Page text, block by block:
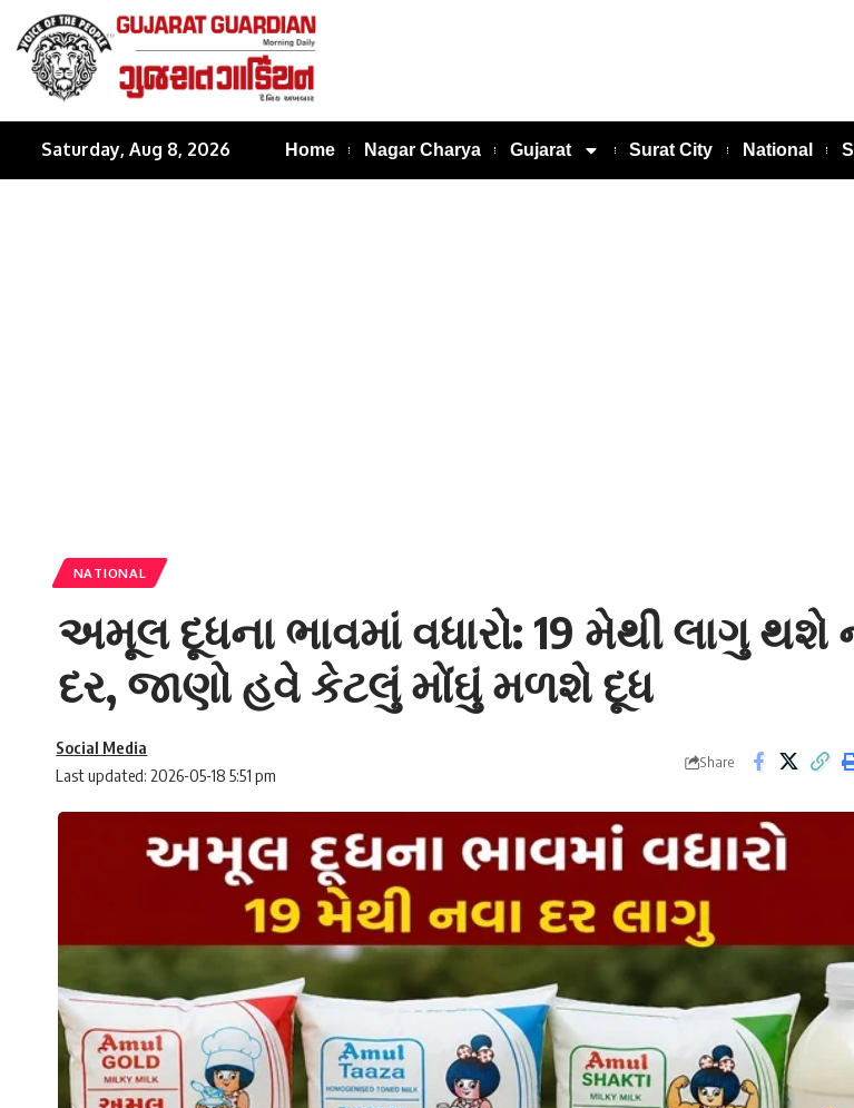
Saturday, Aug 8, 2026 Home Nagar Charya Gujarat Surat City National
NATIONAL
અમૂલ દૂધના ભાવમાં વધારો: 19 મેથી લાગુ થશે
દર, જાણો હવે કેટલું મોંઘું મળશે દૂધ
Last updated: 2026-05-18 5:51 pm
Social Media
Share